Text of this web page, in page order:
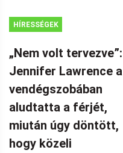
HÍRESSÉGEK
„Nem volt tervezve”:
Jennifer Lawrence a
vendégszobában
aludtatta a férjét,
miután úgy döntött,
hogy közeli